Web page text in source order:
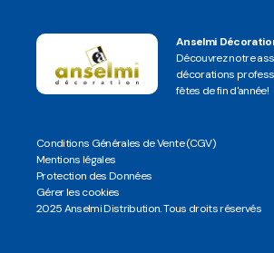
Anselmi
Découvrez notre
décorations
fêtes de fin d'année!
Conditions Générales de Vente (CGV)
Mentions légales
Protection des Données
Gérer les cookies
2025 Anselmi Distribution. Tous droits réservés